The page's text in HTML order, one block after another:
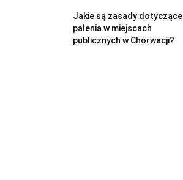
Jakie są zasady dotyczące
palenia w miejscach
publicznych w Chorwacji?